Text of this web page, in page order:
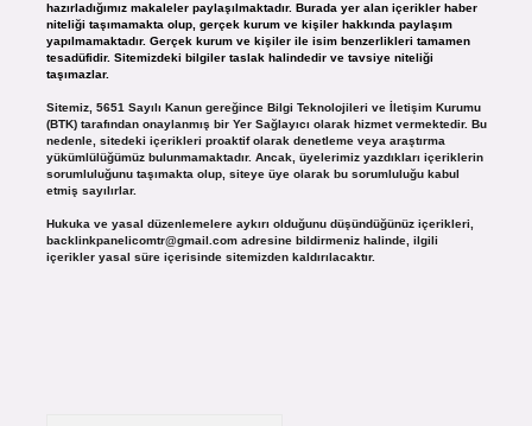
hazırladığımız makaleler paylaşılmaktadır. Burada yer alan içerikler haber
niteliği taşımamakta olup, gerçek kurum ve kişiler hakkında paylaşım
yapılmamaktadır. Gerçek kurum ve kişiler ile isim benzerlikleri tamamen
tesadüfidir. Sitemizdeki bilgiler taslak halindedir ve tavsiye niteliği
taşımazlar.
Sitemiz, 5651 Sayılı Kanun gereğince Bilgi Teknolojileri ve İletişim Kurumu
(BTK) tarafından onaylanmış bir Yer Sağlayıcı olarak hizmet vermektedir. Bu
nedenle, sitedeki içerikleri proaktif olarak denetleme veya araştırma
yükümlülüğümüz bulunmamaktadır. Ancak, üyelerimiz yazdıkları içeriklerin
sorumluluğunu taşımakta olup, siteye üye olarak bu sorumluluğu kabul
etmiş sayılırlar.
Hukuka ve yasal düzenlemelere aykırı olduğunu düşündüğünüz içerikleri,
backlinkpanelicomtr@gmail.comadresine bildirmeniz halinde, ilgili
içerikler yasal süre içerisinde sitemizden kaldırılacaktır.